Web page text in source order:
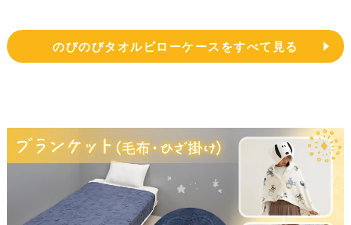
のびのびタオルピローケースをすべて見る